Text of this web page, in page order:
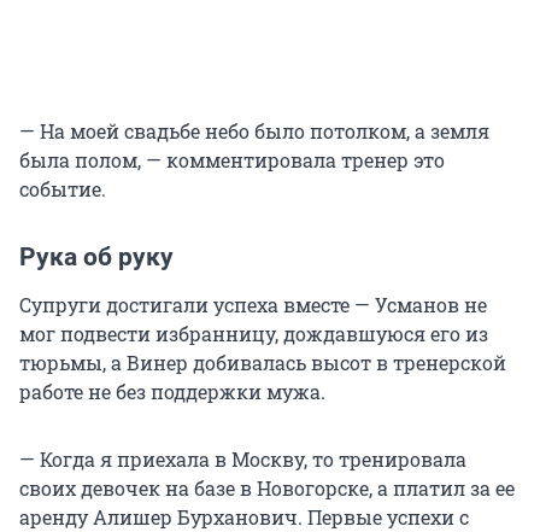
— На моей свадьбе небо было потолком, а земля
была полом, — комментировала тренер это
событие.
Рука об руку
Супруги достигали успеха вместе — Усманов не
мог подвести избранницу, дождавшуюся его из
тюрьмы, а Винер добивалась высот в тренерской
работе не без поддержки мужа.
— Когда я приехала в Москву, то тренировала
своих девочек на базе в Новогорске, а платил за ее
аренду Алишер Бурханович. Первые успехи с